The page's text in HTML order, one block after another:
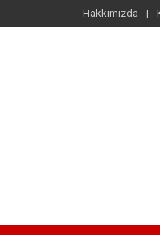
Hakkımızda